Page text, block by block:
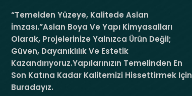
“Temelden Yüzeye, Kalitede Aslan
İmzası.”Aslan Boya Ve Yapı Kimyasalları
Olarak, Projelerinize Yalnızca Ürün Değil;
Güven, Dayanıklılık Ve Estetik
Kazandırıyoruz.Yapılarınızın Temelinden En
Son Katına Kadar Kalitemizi Hissettirmek Için
Buradayız.